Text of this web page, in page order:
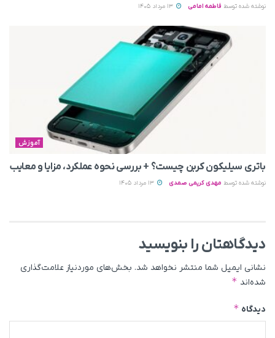
نوشته شده توسط فاطمه امامی
آموزش
باتری سیلیکون کربن چیست؟ + بررسی نحوه عملکرد، مزایا و معایب
نوشته شده توسط مهدی کریمی صمدی
دیدگاهتان را بنویسید
نشانی ایمیل شما منتشر نخواهد شد. بخش‌های موردنیاز علامت‌گذاری
شده‌اند *
دیدگاه *